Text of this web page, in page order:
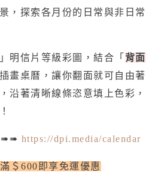
，探索各月份的日常與非日常
」明信片等級彩圖，結合「 背面
畫桌曆，讓你翻面就可自由著
沿著清晰線條恣意填上色彩，
https://dpi.media/calendar
＄600即享免運優惠